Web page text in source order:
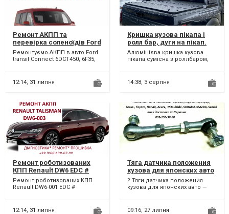
Ремонт АКПП та
перевірка соленоїдів Ford
Transit Connect # 6DCT450,
6F35, 8F35, 8F40 #
2544547,RMKV6P7000DB,
2440890
Ремонтуємо АКПП в авто Ford
transit Connect 6DCT450, 6F35,
бюджетний ремонт А...
12:14, 31 липня
Кришка кузова пікапа і
ролл бар, дуги на пікап.
Алюмінієва кришка кузова
пікапа сумісна з роллбаром,
виробництво. Індивідуальна...
14:38, 3 серпня
Ремонт роботизованих
КПП Renault DW6 EDC #
320108868R Espace
Talisman # 320108868R,
Ремонт роботизованих КПП
Renault DW6-001 EDC #
Ремонтуємо роботизовані...
12:14, 31 липня
Тяга датчика положения
кузова для японских авто
? Тяги датчика положения
кузова для японских авто —
надежность и
долговечность!...
09:16, 27 липня